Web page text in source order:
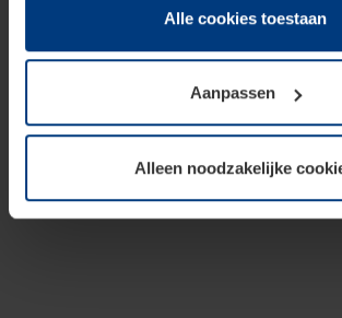
Juridisch hebben wij het recht om
van deze pagina's absoluut vereist is.
soorten cookies is uw toestemming
toestemming kunt u op elk moment bij
wijzigen of herroepen.
Alle cookies toestaan
Aanpassen
Alleen noodzakelijke